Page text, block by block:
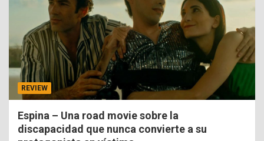
REVIEW
Espina – Una road movie sobre la
discapacidad que nunca convierte a su